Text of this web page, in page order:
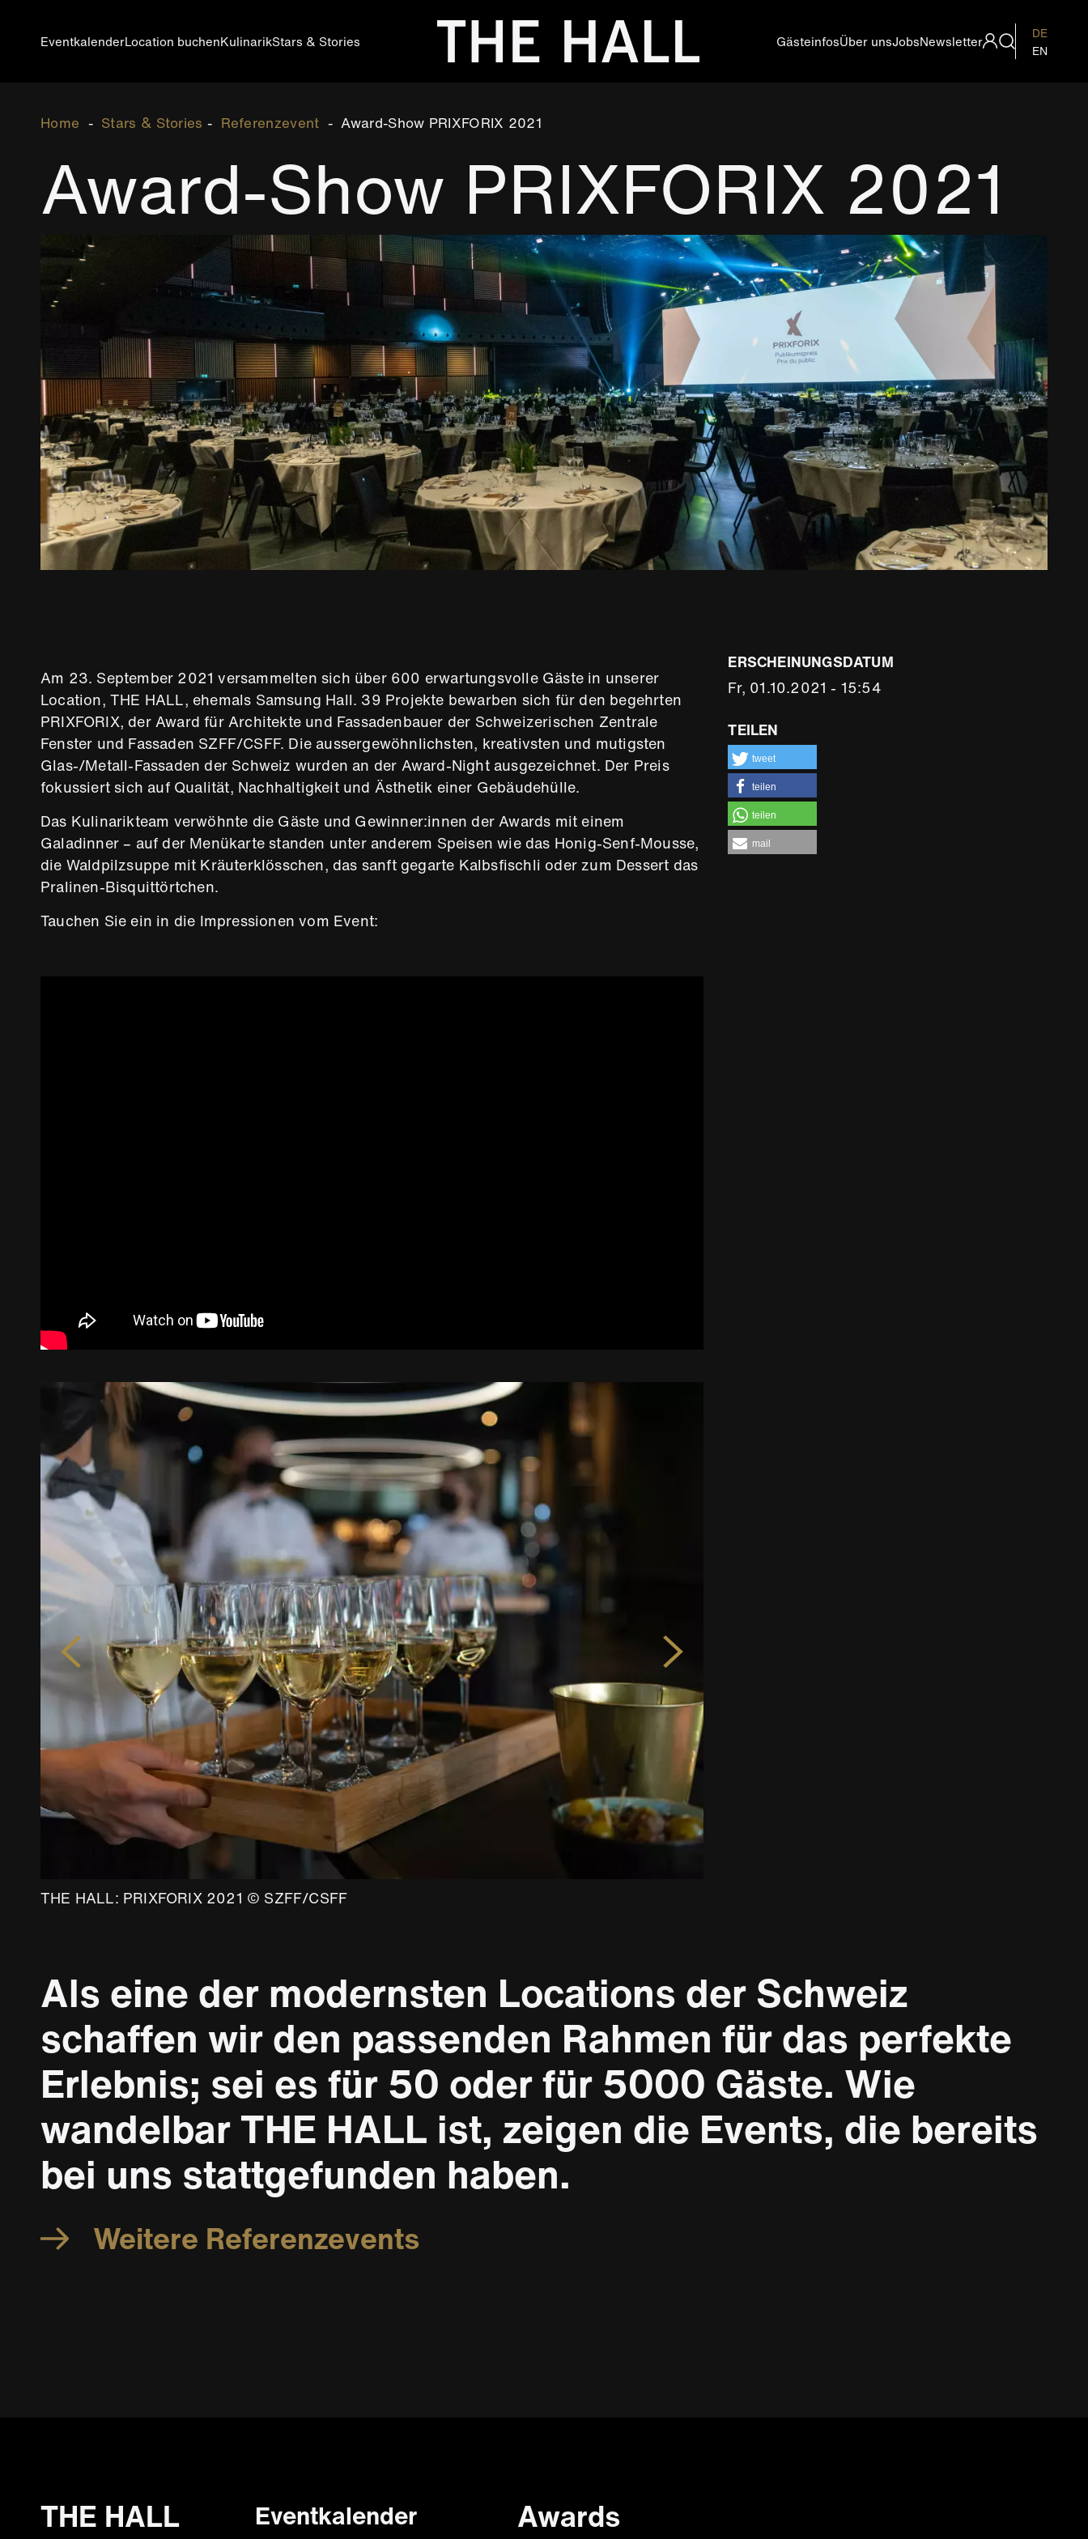
Main
navigation
DE
EventkalenderLocation buchenKulinarikStars & Stories Metanavigation
GästeinfosÜber unsJobsNewsletter
DE
EN
Breadcrumb
Home Stars & Stories Referenzevent Award-Show PRIXFORIX 2021
Award-Show PRIXFORIX 2021
Am 23. September 2021 versammelten sich über 600 erwartungsvolle Gäste in unserer
Location, THE HALL, ehemals Samsung Hall. 39 Projekte bewarben sich für den begehrten
PRIXFORIX, der Award für Architekte und Fassadenbauer der Schweizerischen Zentrale
Fenster und Fassaden SZFF/CSFF. Die aussergewöhnlichsten, kreativsten und mutigsten
Glas-/Metall-Fassaden der Schweiz wurden an der Award-Night ausgezeichnet. Der Preis
fokussiert sich auf Qualität, Nachhaltigkeit und Ästhetik einer Gebäudehülle.
Das Kulinarikteam verwöhnte die Gäste und Gewinner:innen der Awards mit einem
Galadinner – auf der Menükarte standen unter anderem Speisen wie das Honig-Senf-Mousse,
die Waldpilzsuppe mit Kräuterklösschen, das sanft gegarte Kalbsfischli oder zum Dessert das
Pralinen-Bisquittörtchen.
Tauchen Sie ein in die Impressionen vom Event:
THE HALL: PRIXFORIX 2021 © SZFF/CSFF
THE HALL: PRIXFORIX 2021 © SZFF/CSFF
ERSCHEINUNGSDATUM
Fr, 01.10.2021 - 15:54
TEILEN
tweet
teilen
teilen
mail
Als eine der modernsten Locations der Schweiz
schaffen wir den passenden Rahmen für das perfekte
Erlebnis; sei es für 50 oder für 5000 Gäste. Wie
wandelbar THE HALL ist, zeigen die Events, die bereits
bei uns stattgefunden haben.
Weitere Referenzevents
THE HALL Footer
Eventkalender
Awards